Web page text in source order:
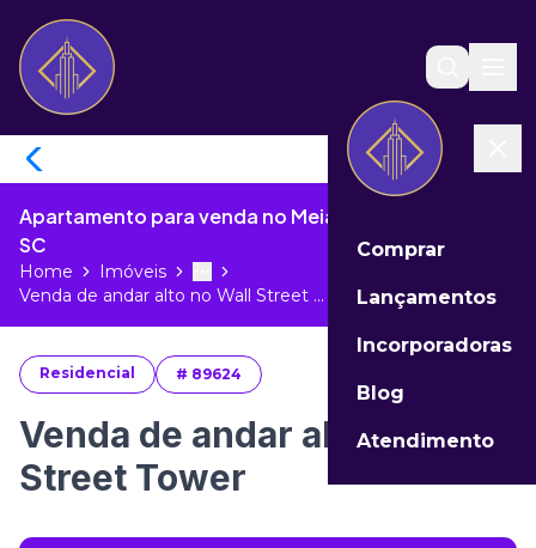
Comprar
Lançamentos
Incorporadoras
Blog
Atendimento
Apartamento para venda no Meia Praia de Itapema -
SC
Home Imóveis More
Toggle menu
Venda de andar alto no Wall Street ...
Residencial # 89624
Venda de andar alto no Wall
Street Tower